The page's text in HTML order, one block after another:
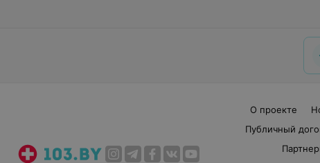
О проекте
Публичный